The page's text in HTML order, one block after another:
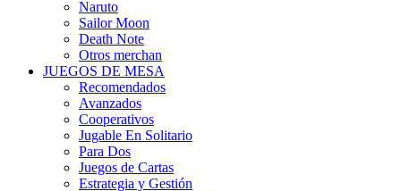
Naruto
Sailor Moon
Death Note
Otros merchan
JUEGOS DE MESA
Recomendados
Avanzados
Cooperativos
Jugable En Solitario
Para Dos
Juegos de Cartas
Estrategia y Gestión